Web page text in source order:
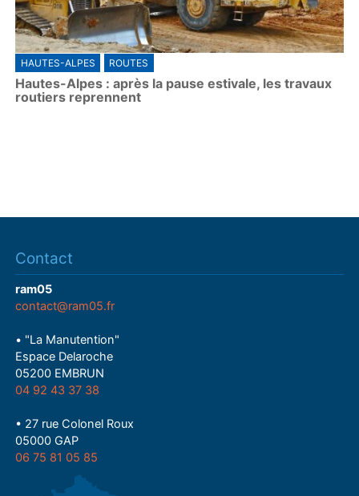
HAUTES-ALPES ROUTES
Hautes-Alpes : après la pause estivale, les travaux
routiers reprennent
Contact
ram05
contact@ram05.fr
• "La Manutention"
Espace Delaroche
05200 EMBRUN
04 92 43 37 38
• 27 rue Colonel Roux
05000 GAP
06 75 81 05 85